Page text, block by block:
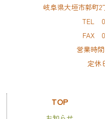
岐阜県大垣市郭町
TEL
FAX
営業時
定
TOP